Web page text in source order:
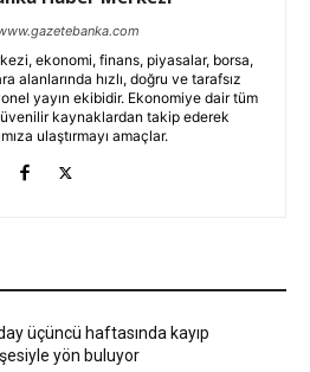
ekonomi, finans, piyasalar, borsa,
alanlarında hızlı, doğru ve tarafsız
yayın ekibidir. Ekonomiye dair tüm
kaynaklardan takip ederek
ulaştırmayı amaçlar.
üçüncü haftasında kayıp
yön buluyor